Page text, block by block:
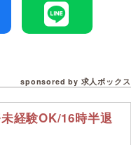
sponsored by 求人ボックス
経験OK/16時半退